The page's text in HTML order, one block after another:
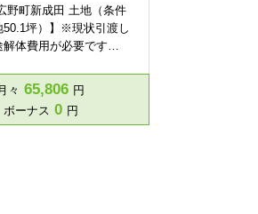
野町新成田 土地（条件
50.1坪）】※現状引渡し
解体費用が必要です…
月々 65,806 円
ボーナス 0 円